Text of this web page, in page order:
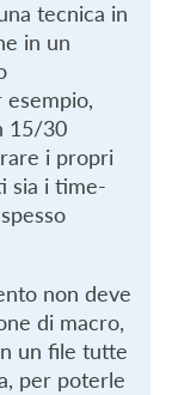
tecnica in
in un
15/30
i propri
sia i time-
non deve
di macro,
un file tutte
per poterle